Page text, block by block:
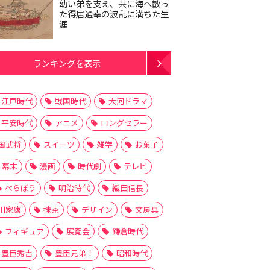
幼い弟を支え、共に海へ散っ
た得居通幸の波乱に満ちた生
涯
ランキングを表示
江戸時代 戦国時代
大河ドラマ
平安時代
アニメ
ロングセラー
武将
スイーツ 雑学
お菓子
幕末
漫画 時代劇
テレビ
べらぼう
明治時代
織田信長
家康
抹茶 デザイン
文房具
フィギュア
展覧会
鎌倉時代
豊臣秀吉
豊臣兄弟！
昭和時代